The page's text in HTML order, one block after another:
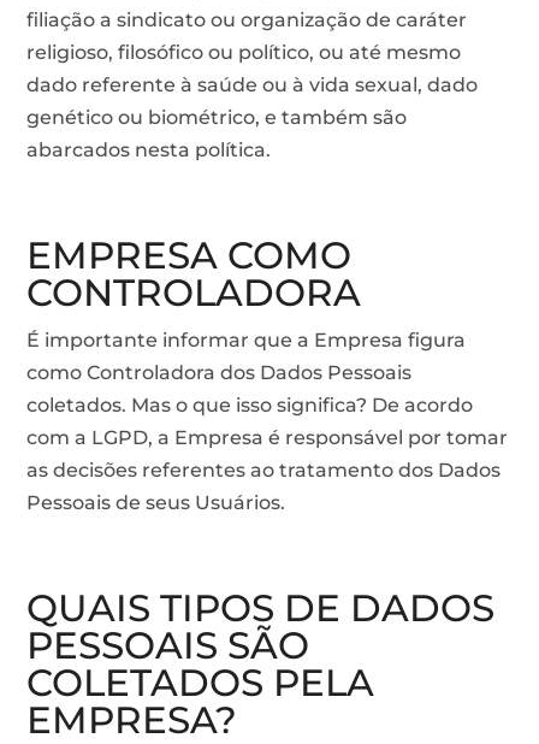
filiação a sindicato ou organização de caráter
religioso, filosófico ou político, ou até mesmo
dado referente à saúde ou à vida sexual, dado
genético ou biométrico, e também são
abarcados nesta política.
EMPRESA COMO
CONTROLADORA
É importante informar que a Empresa figura
como Controladora dos Dados Pessoais
coletados. Mas o que isso significa? De acordo
com a LGPD, a Empresa é responsável por tomar
as decisões referentes ao tratamento dos Dados
Pessoais de seus Usuários.
QUAIS TIPOS DE DADOS
PESSOAIS SÃO
COLETADOS PELA
EMPRESA?